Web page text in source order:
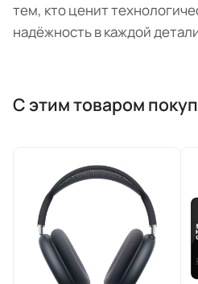
тем, кто ценит
надёжность в каждой
С этим товаром